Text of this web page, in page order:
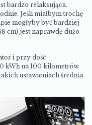
bardzo relaksująca.
Jeśli miałbym trochę
mogłyby być bardziej
cm) jest naprawdę dużo
i przy dość
kWh na 100 kilometrów.
ustawieniach średnia